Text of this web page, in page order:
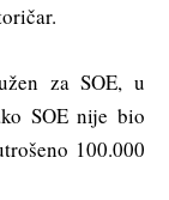
za SOE, u
SOE nije bio
100.000